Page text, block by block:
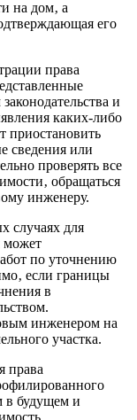
на дом‚ а
его
права
и
каких-либо
приостановить
сведения или
проверять все
обращаться
инженеру.
случаях для
может
по уточнению
если границы
в
инженером на
участка.
права
в будущем и